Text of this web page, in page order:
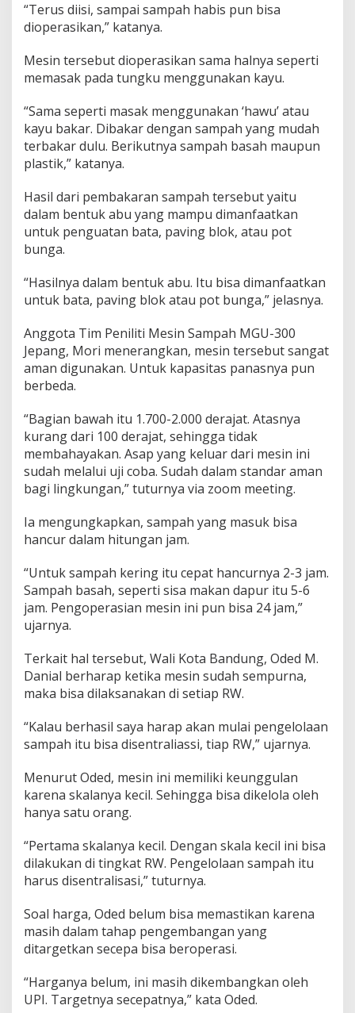
“Terus diisi, sampai sampah habis pun bisa
dioperasikan,” katanya.
Mesin tersebut dioperasikan sama halnya seperti
memasak pada tungku menggunakan kayu.
“Sama seperti masak menggunakan ‘hawu’ atau
kayu bakar. Dibakar dengan sampah yang mudah
terbakar dulu. Berikutnya sampah basah maupun
plastik,” katanya.
Hasil dari pembakaran sampah tersebut yaitu
dalam bentuk abu yang mampu dimanfaatkan
untuk penguatan bata, paving blok, atau pot
bunga.
“Hasilnya dalam bentuk abu. Itu bisa dimanfaatkan
untuk bata, paving blok atau pot bunga,” jelasnya.
Anggota Tim Peniliti Mesin Sampah MGU-300
Jepang, Mori menerangkan, mesin tersebut sangat
aman digunakan. Untuk kapasitas panasnya pun
berbeda.
“Bagian bawah itu 1.700-2.000 derajat. Atasnya
kurang dari 100 derajat, sehingga tidak
membahayakan. Asap yang keluar dari mesin ini
sudah melalui uji coba. Sudah dalam standar aman
bagi lingkungan,” tuturnya via zoom meeting.
Ia mengungkapkan, sampah yang masuk bisa
hancur dalam hitungan jam.
“Untuk sampah kering itu cepat hancurnya 2-3 jam.
Sampah basah, seperti sisa makan dapur itu 5-6
jam. Pengoperasian mesin ini pun bisa 24 jam,”
ujarnya.
Terkait hal tersebut, Wali Kota Bandung, Oded M.
Danial berharap ketika mesin sudah sempurna,
maka bisa dilaksanakan di setiap RW.
“Kalau berhasil saya harap akan mulai pengelolaan
sampah itu bisa disentraliassi, tiap RW,” ujarnya.
Menurut Oded, mesin ini memiliki keunggulan
karena skalanya kecil. Sehingga bisa dikelola oleh
hanya satu orang.
“Pertama skalanya kecil. Dengan skala kecil ini bisa
dilakukan di tingkat RW. Pengelolaan sampah itu
harus disentralisasi,” tuturnya.
Soal harga, Oded belum bisa memastikan karena
masih dalam tahap pengembangan yang
ditargetkan secepa bisa beroperasi.
“Harganya belum, ini masih dikembangkan oleh
UPI. Targetnya secepatnya,” kata Oded.